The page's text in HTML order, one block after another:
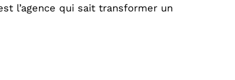
l’agence qui sait transformer un